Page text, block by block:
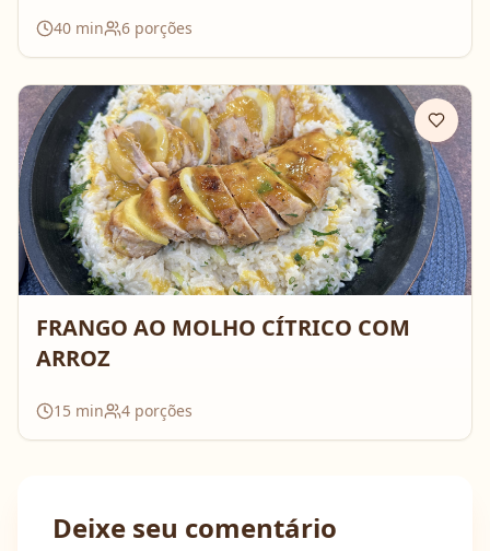
40 min 6 porções
FRANGO AO MOLHO CÍTRICO COM
ARROZ
15 min 4 porções
Deixe seu comentário